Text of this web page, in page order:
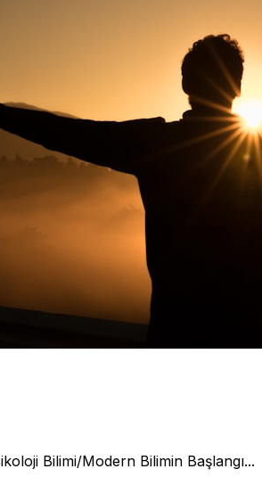
Bilimi/Modern Bilimin Başlangı...